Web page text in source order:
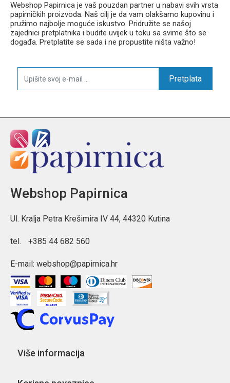
Webshop Papirnica je vaš pouzdan partner u nabavi svih vrsta
papirničkih proizvoda. Naš cilj je da vam olakšamo kupovinu i
pružimo najbolje moguće iskustvo. Pridružite se našoj
zajednici pretplatnika i budite uvijek u toku sa svime što se
događa. Pretplatite se sada i ne propustite ništa važno!
Pretplata
Webshop Papirnica
Ul. Kralja Petra Krešimira IV 44, 44320 Kutina
tel. +385 44 682 560
E-mail: webshop@papirnica.hr
Više informacija